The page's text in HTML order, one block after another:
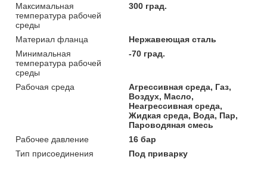
Максимальная
температура рабочей
среды
300 град.
Материал фланца
Нержавеющая сталь
Минимальная
температура рабочей
среды
-70 град.
Рабочая среда
Агрессивная среда, Газ,
Воздух, Масло,
Неагрессивная среда,
Жидкая среда, Вода, Пар,
Пароводяная смесь
Рабочее давление
16 бар
Тип присоединения
Под приварку